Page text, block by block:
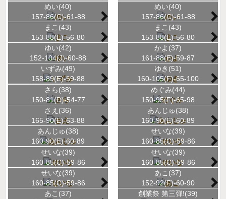
めい(40)
157-86(C)-61-88
めい(40)
157-86(C)-61-88
まこ(43)
153-88(E)-56-80
まこ(43)
153-88(E)-56-80
ゆい(42)
152-104(J)-60-88
かよ(37)
161-88(E)-59-87
いずみ(49)
158-89(E)-59-88
ゆき(51)
160-105(F)-65-100
さら(38)
150-81(D)-54-77
めぐみ(44)
150-95(F)-65-98
さえ(36)
165-90(E)-63-88
あんじゅ(38)
160-90(E)-60-89
あんじゅ(38)
160-90(E)-60-89
せいな(39)
160-85(C)-59-86
せいな(39)
160-85(C)-59-86
せいな(39)
160-85(C)-59-86
せいな(39)
160-85(C)-59-86
あこ(37)
152-92(F)-60-90
あこ(37)
創業祭 第三弾!(39)